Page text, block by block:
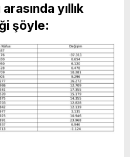
yıllık
şöyle: